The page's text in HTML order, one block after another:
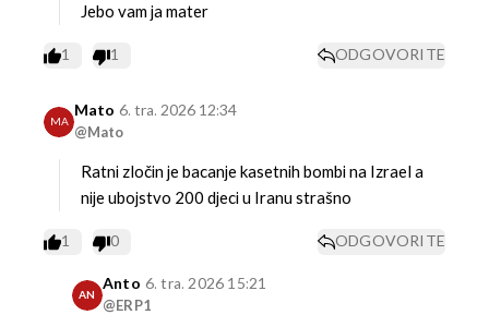
Jebo vam ja mater
1 1 ODGOVORITE
MA
Mato
@Mato
6. tra. 2026 12:34
Ratni zločin je bacanje kasetnih bombi na Izrael a
nije ubojstvo 200 djeci u Iranu strašno
1 0 ODGOVORITE
AN
Anto
@ERP1
6. tra. 2026 15:21